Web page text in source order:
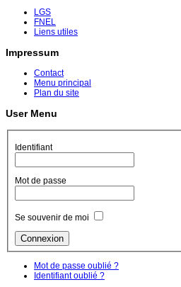
LGS
FNEL
Liens utiles
Impressum
Contact
Menu principal
Plan du site
User Menu
Identifiant
Mot de passe
Se souvenir de moi
Mot de passe oublié ?
Identifiant oublié ?